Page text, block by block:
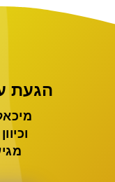
הגעת